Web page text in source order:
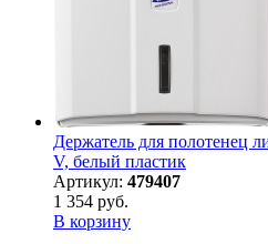
Держатель для полотенец
V, белый пластик
Артикул: 479407
1 354 руб.
В корзину